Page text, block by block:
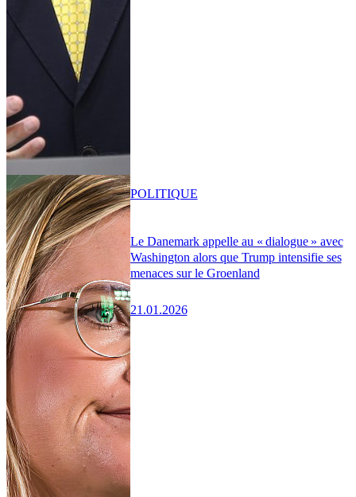
Le Danemark appelle au « dialogue » avec
Washington alors que Trump intensifie ses
menaces sur le Groenland
21.01.2026
POLITIQUE